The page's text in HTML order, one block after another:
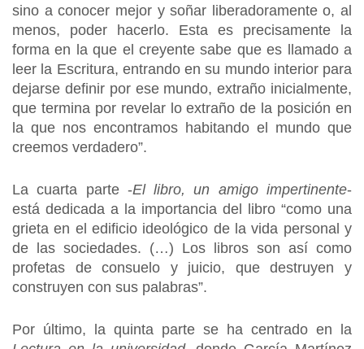
sino a conocer mejor y soñar liberadoramente o, al
menos, poder hacerlo. Esta es precisamente la
forma en la que el creyente sabe que es llamado a
leer la Escritura, entrando en su mundo interior para
dejarse definir por ese mundo, extraño inicialmente,
que termina por revelar lo extraño de la posición en
la que nos encontramos habitando el mundo que
creemos verdadero”.
La cuarta parte -El libro, un amigo impertinente-
está dedicada a la importancia del libro “como una
grieta en el edificio ideológico de la vida personal y
de las sociedades. (…) Los libros son así como
profetas de consuelo y juicio, que destruyen y
construyen con sus palabras”.
Por último, la quinta parte se ha centrado en la